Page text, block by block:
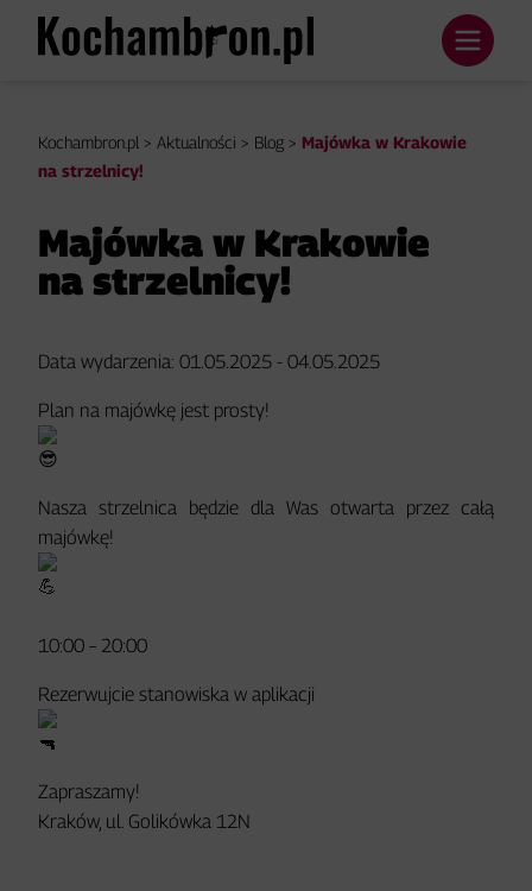
Kochambron.pl > Aktualności > Blog > Majówka w Krakowie
na strzelnicy!
Majówka w Krakowie
na strzelnicy!
Data wydarzenia: 01.05.2025 - 04.05.2025
Plan na majówkę jest prosty!
Nasza strzelnica będzie dla Was otwarta przez całą
majówkę!
10:00 – 20:00
Rezerwujcie stanowiska w aplikacji
Zapraszamy!
Kraków, ul. Golikówka 12N